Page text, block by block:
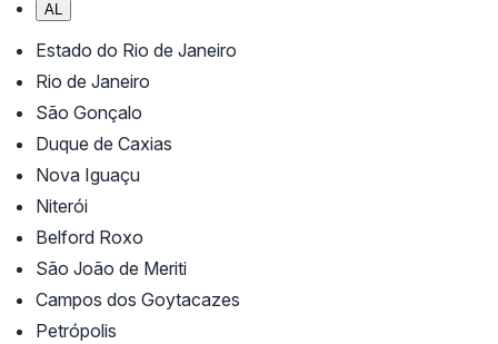
AL
Estado do Rio de Janeiro
Rio de Janeiro
São Gonçalo
Duque de Caxias
Nova Iguaçu
Niterói
Belford Roxo
São João de Meriti
Campos dos Goytacazes
Petrópolis